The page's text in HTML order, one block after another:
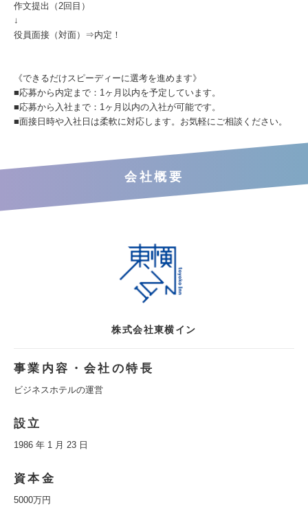
作文提出（2回目）
↓
役員面接（対面）⇒内定！
《できるだけスピーディーに選考を進めます》
■応募から内定まで：1ヶ月以内を予定しています。
■応募から入社まで：1ヶ月以内の入社が可能です。
■面接日時や入社日は柔軟に対応します。お気軽にご相談ください。
会社概要
株式会社東横イン
事業内容・会社の特長
ビジネスホテルの運営
設立
1986 年 1 月 23 日
資本金
5000万円